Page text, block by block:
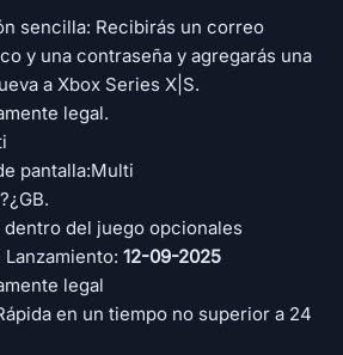
sencilla: Recibirás un correo
y una contraseña y agregarás una
a Xbox Series X|S.
legal.
pantalla:Multi
dentro del juego opcionales
Lanzamiento: 12-09-2025
legal
en un tiempo no superior a 24